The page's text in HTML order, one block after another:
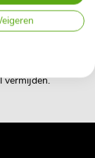
route voor
van €1,51
vermijden.